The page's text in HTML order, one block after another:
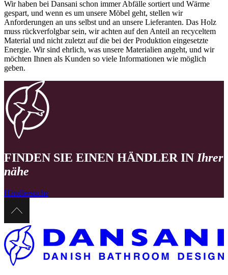
Wir haben bei Dansani schon immer Abfälle sortiert und Wärme
gespart, und wenn es um unsere Möbel geht, stellen wir
Anforderungen an uns selbst und an unsere Lieferanten. Das Holz
muss rückverfolgbar sein, wir achten auf den Anteil an recyceltem
Material und nicht zuletzt auf die bei der Produktion eingesetzte
Energie. Wir sind ehrlich, was unsere Materialien angeht, und wir
möchten Ihnen als Kunden so viele Informationen wie möglich
geben.
FINDEN SIE EINEN HÄNDLER IN Ihrer
nähe
Händlersuche